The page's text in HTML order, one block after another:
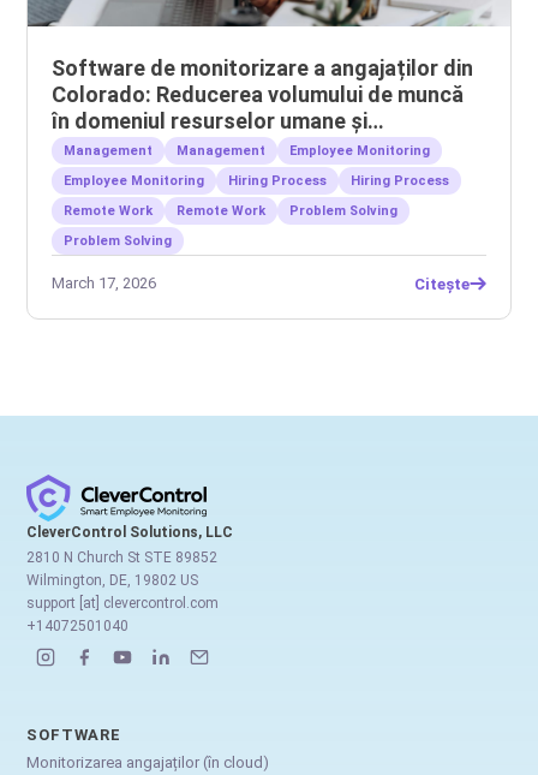
Software de monitorizare a angajaților din
Colorado: Reducerea volumului de muncă
în domeniul resurselor umane și
gestionarea echipelor la distanță
Management Management
Employee Monitoring
Employee Monitoring
Hiring Process
Hiring Process
Remote Work
Remote Work
Problem Solving
Problem Solving
March 17, 2026 Citește
CleverControl Solutions, LLC
2810 N Church St STE 89852
Wilmington, DE, 19802 US
support [at] clevercontrol.com
+14072501040
SOFTWARE
Monitorizarea angajaților (în cloud)